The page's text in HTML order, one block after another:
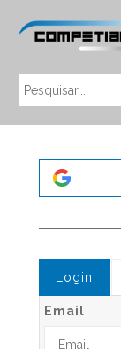
Login
Email